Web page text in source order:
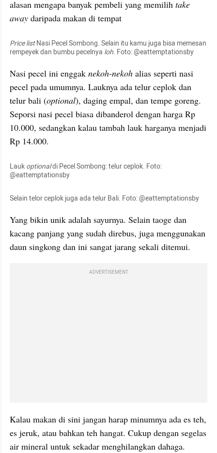
alasan mengapa banyak pembeli yang memilih take
away daripada makan di tempat
Price list Nasi Pecel Sombong. Selain itu kamu juga bisa memesan
rempeyek dan bumbu pecelnya loh. Foto: @eattemptationsby
Nasi pecel ini enggak nekoh-nekoh alias seperti nasi
pecel pada umumnya. Lauknya ada telur ceplok dan
telur bali (optional), daging empal, dan tempe goreng.
Seporsi nasi pecel biasa dibanderol dengan harga Rp
10.000, sedangkan kalau tambah lauk harganya menjadi
Rp 14.000.
Lauk optional di Pecel Sombong: telur ceplok. Foto:
@eattemptationsby
Selain telor ceplok juga ada telur Bali. Foto: @eattemptationsby
Yang bikin unik adalah sayurnya. Selain taoge dan
kacang panjang yang sudah direbus, juga menggunakan
daun singkong dan ini sangat jarang sekali ditemui.
ADVERTISEMENT
Kalau makan di sini jangan harap minumnya ada es teh,
es jeruk, atau bahkan teh hangat. Cukup dengan segelas
air mineral untuk sekadar menghilangkan dahaga.